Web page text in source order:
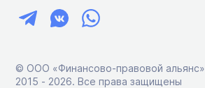
© ООО «Финансово-правовой альянс»
2015 ‑ 2026. Все права защищены